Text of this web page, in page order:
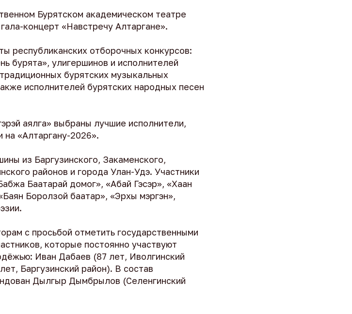
Бурятском академическом театре
концерт «Навстречу Алтаргане».
республиканских отборочных конкурсов:
бурята», улигершинов и исполнителей
бурятских музыкальных
исполнителей бурятских народных песен
аялга» выбраны лучшие исполнители,
«Алтаргану-2026».
из Баргузинского, Закаменского,
районов и города Улан-Удэ. Участники
Баатарай домог», «Абай Гэсэр», «Хаан
Боролзой баатар», «Эрхы мэргэн»,
с просьбой отметить государственными
которые постоянно участвуют
Иван Дабаев (87 лет, Иволгинский
Баргузинский район). В состав
Дылгыр Дымбрылов (Селенгинский